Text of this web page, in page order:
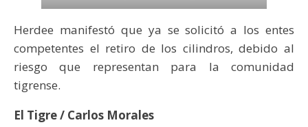
Herdee manifestó que ya se solicitó a los entes
competentes el retiro de los cilindros, debido al
riesgo que representan para la comunidad
tigrense.
El Tigre / Carlos Morales